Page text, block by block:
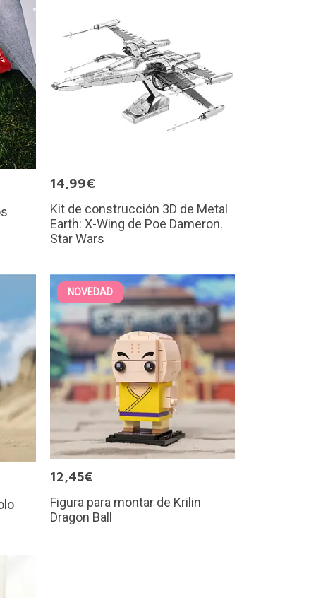
14,99€
Kit de construcción 3D de Metal
Earth: X-Wing de Poe Dameron.
Star Wars
NOVEDAD
12,45€
Figura para montar de Krilin
Dragon Ball